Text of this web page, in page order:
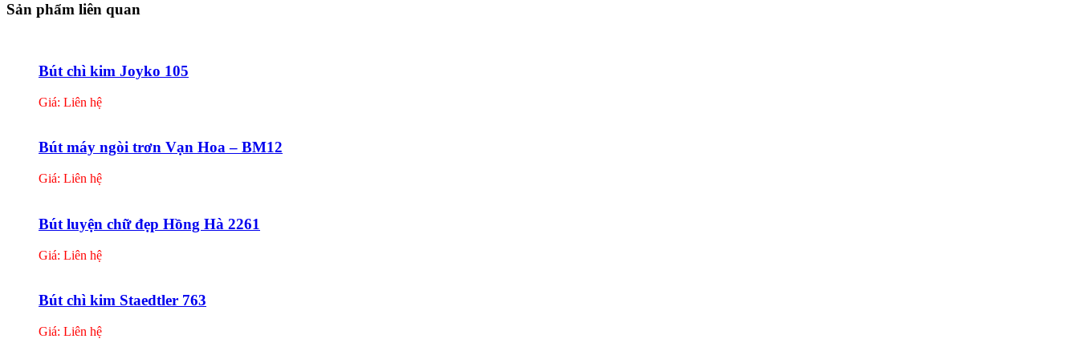
Sản phẩm liên quan
Bút chì kim Joyko 105
Giá: Liên hệ
Bút máy ngòi trơn Vạn Hoa – BM12
Giá: Liên hệ
Bút luyện chữ đẹp Hồng Hà 2261
Giá: Liên hệ
Bút chì kim Staedtler 763
Giá: Liên hệ